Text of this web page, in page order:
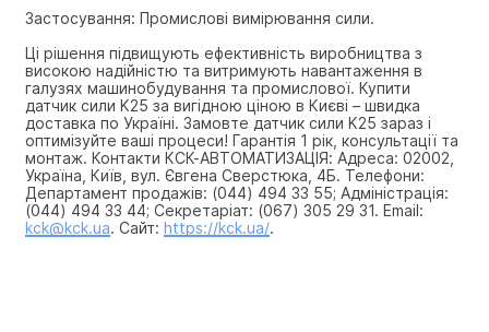
Застосування: Промислові вимірювання сили.
Ці рішення підвищують ефективність виробництва з
високою надійністю та витримують навантаження в
галузях машинобудування та промислової. Купити
датчик сили K25 за вигідною ціною в Києві – швидка
доставка по Україні. Замовте датчик сили K25 зараз і
оптимізуйте ваші процеси! Гарантія 1 рік, консультації та
монтаж. Контакти КСК-АВТОМАТИЗАЦІЯ: Адреса: 02002,
Україна, Київ, вул. Євгена Сверстюка, 4Б. Телефони:
Департамент продажів: (044) 494 33 55; Адміністрація:
(044) 494 33 44; Секретаріат: (067) 305 29 31. Email:
kck@kck.ua. Сайт: https://kck.ua/.